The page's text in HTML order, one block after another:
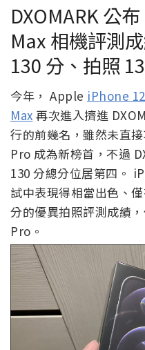
DXOMARK 公
Max 相機評測
130 分、拍照
今年， Apple iPhone 12
Max 再次進入擠進
行的前幾名，雖然未直
Pro 成為新榜首，不過
130 分總分位居第四。
試中表現得相當出色、
分的優異拍照評測成績
Pro。